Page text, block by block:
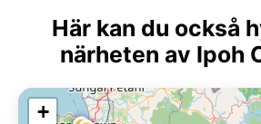
Här kan du också
närheten av Ipoh
+